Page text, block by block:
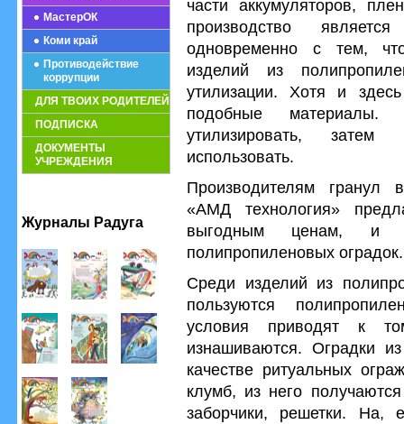
МастерОК
Коми край
Противодействие
коррупции
ДЛЯ ТВОИХ РОДИТЕЛЕЙ
ПОДПИСКА
ДОКУМЕНТЫ
УЧРЕЖДЕНИЯ
Журналы Радуга
части аккумуляторов,
производство
одновременно с тем,
изделий из
утилизации. Хотя и
подобные
утилизировать, затем
использовать.
Производителям гранул
«АМД технология»
выгодным ценам, и
полипропиленовых оградок.
Среди изделий из
пользуются
условия приводят к
изнашиваются. Оградки
качестве ритуальных
клумб, из него
заборчики, решетки. На,